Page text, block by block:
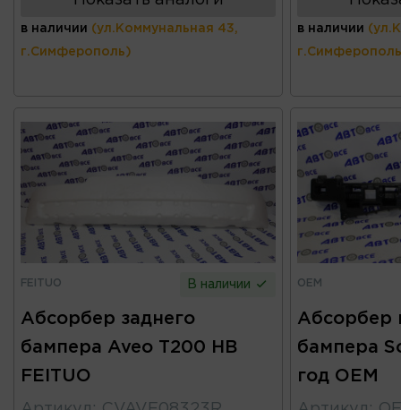
в наличии (ул.Коммунальная 43,
г.Симферополь)
в наличии
FEITUO В наличии
Абсорбер заднего
бампера Aveo T200 HB
FEITUO
OEM
Абсорбер
бампера
год OEM